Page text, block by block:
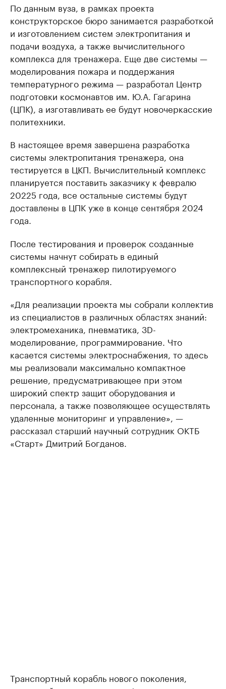
По данным вуза, в рамках проекта
конструкторское бюро занимается разработкой
и изготовлением систем электропитания и
подачи воздуха, а также вычислительного
комплекса для тренажера. Еще две системы —
моделирования пожара и поддержания
температурного режима — разработал Центр
подготовки космонавтов им. Ю.А. Гагарина
(ЦПК), а изготавливать ее будут новочеркасские
политехники.
В настоящее время завершена разработка
системы электропитания тренажера, она
тестируется в ЦКП. Вычислительный комплекс
планируется поставить заказчику к февралю
20225 года, все остальные системы будут
доставлены в ЦПК уже в конце сентября 2024
года.
После тестирования и проверок созданные
системы начнут собирать в единый
комплексный тренажер пилотируемого
транспортного корабля.
«Для реализации проекта мы собрали коллектив
из специалистов в различных областях знаний:
электромеханика, пневматика, 3D-
моделирование, программирование. Что
касается системы электроснабжения, то здесь
мы реализовали максимально компактное
решение, предусматривающее при этом
широкий спектр защит оборудования и
персонала, а также позволяющее осуществлять
удаленные мониторинг и управление», —
рассказал старший научный сотрудник ОКТБ
«Старт» Дмитрий Богданов.
Транспортный корабль нового поколения,